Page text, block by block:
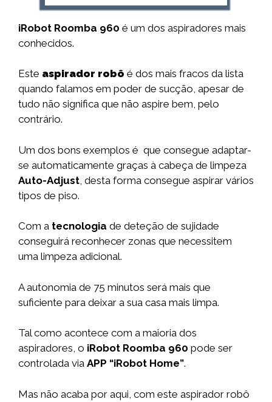
iRobot Roomba 960 é um dos aspiradores mais
conhecidos.
Este aspirador robô é dos mais fracos da lista
quando falamos em poder de sucção, apesar de
tudo não significa que não aspire bem, pelo
contrário.
Um dos bons exemplos é que consegue adaptar-
se automaticamente graças à cabeça de limpeza
Auto-Adjust , desta forma consegue aspirar vários
tipos de piso.
Com a tecnologia de deteção de sujidade
conseguirá reconhecer zonas que necessitem
uma limpeza adicional.
A autonomia de 75 minutos será mais que
suficiente para deixar a sua casa mais limpa.
Tal como acontece com a maioria dos
aspiradores, o iRobot Roomba 960 pode ser
controlada via APP “iRobot Home”.
Mas não acaba por aqui, com este aspirador robô